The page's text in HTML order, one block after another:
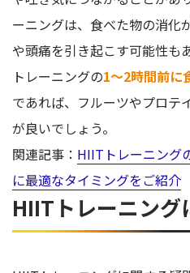
ーニングは、食べた物の消化
や頭痛を引き起こす可能性も
トレーニングの1〜2時間前に
であれば、フルーツやプロテ
が良いでしょう。
関連記事： HIITトレーニング
に最適なタイミングをご紹介
HIITトレーニング